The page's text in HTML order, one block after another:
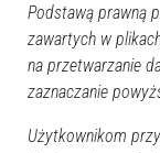
Sport
Balujemy
Region
Budujemy
Podstawą prawną
zawartych w
na przetwarzanie
zaznaczanie
Użytkownikom